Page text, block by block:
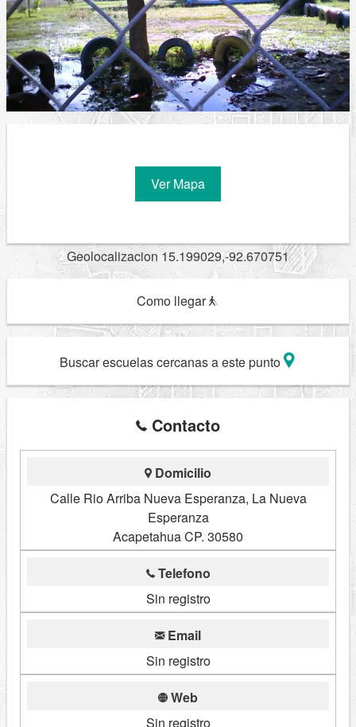
Ver Mapa
Geolocalizacion 15.199029,-92.670751
Como llegar
Buscar escuelas cercanas a este punto
Contacto
Domicilio
Calle Rio Arriba Nueva Esperanza, La Nueva
Esperanza
Acapetahua CP. 30580
Telefono
Sin registro
Email
Sin registro
Web
Sin registro